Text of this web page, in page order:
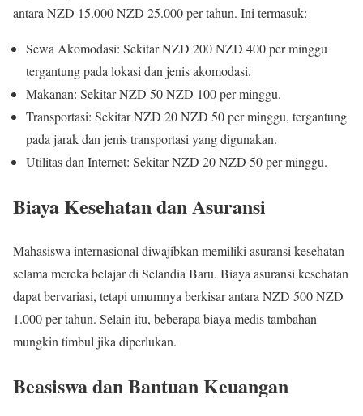
antara NZD 15.000 NZD 25.000 per tahun. Ini termasuk:
Sewa Akomodasi: Sekitar NZD 200 NZD 400 per minggu
tergantung pada lokasi dan jenis akomodasi.
Makanan: Sekitar NZD 50 NZD 100 per minggu.
Transportasi: Sekitar NZD 20 NZD 50 per minggu, tergantung
pada jarak dan jenis transportasi yang digunakan.
Utilitas dan Internet: Sekitar NZD 20 NZD 50 per minggu.
Biaya Kesehatan dan Asuransi
Mahasiswa internasional diwajibkan memiliki asuransi kesehatan
selama mereka belajar di Selandia Baru. Biaya asuransi kesehatan
dapat bervariasi, tetapi umumnya berkisar antara NZD 500 NZD
1.000 per tahun. Selain itu, beberapa biaya medis tambahan
mungkin timbul jika diperlukan.
Beasiswa dan Bantuan Keuangan